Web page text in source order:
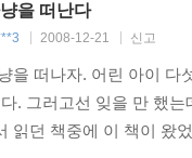
을 떠난다
2008-12-21 신고
을 떠나자. 어린 아이
. 그러고선 잊을 만 했
읽던 책중에 이 책이 왔